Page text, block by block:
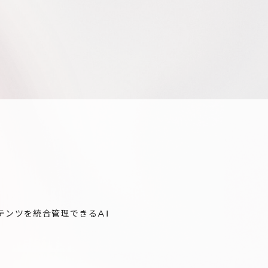
ンツを統合管理できるAI